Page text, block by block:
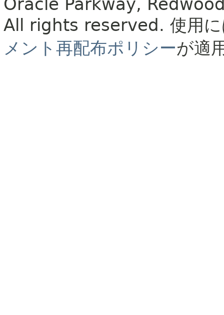
Oracle Parkway,
All rights reserved. 使用
メント再配布ポリシーが適